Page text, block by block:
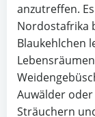
anzutreffen.
Nordostafrika
Blaukehlchen
Auwälder
Sträuchern